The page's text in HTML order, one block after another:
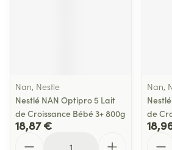
Nan, Nestle
Nestlé NAN Optipro 5 Lait
de Croissance Bébé 3+ 800g
18,87 €
Nan,
de